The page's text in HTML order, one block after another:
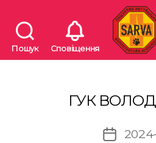
Пошук Сповіщення
ГУК
Дата